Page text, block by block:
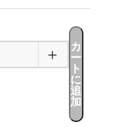
＋
カ
ー
ト
に
追
加